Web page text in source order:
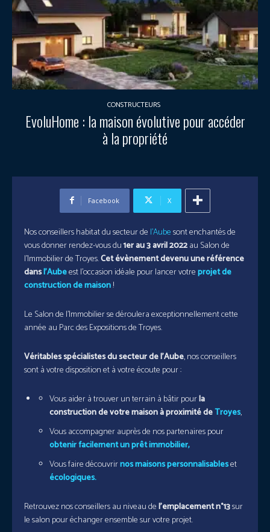
CONSTRUCTEURS
EvoluHome : la maison évolutive pour accéder
à la propriété
Facebook X
Nos conseillers habitat du secteur de l’Aubesont enchantés de
vous donner rendez-vous du1er au 3 avril 2022au Salon de
l’Immobilier de Troyes.Cet évènement devenu une référence
dansl’Aubeest l’occasion idéale pour lancer votreprojet de
construction de maison!
Le Salon de l’Immobilier se déroulera exceptionnellement cette
année au Parc des Expositions de Troyes.
Véritables spécialistes du secteur de l’Aube, nos conseillers
sont à votre disposition et à votre écoute pour :
Vous aider à trouver un terrain à bâtir pourla
construction de votre maison à proximité deTroyes,
Vous accompagner auprès de nos partenaires pour
obtenir facilement un prêt immobilier,
Vous faire découvrirnos maisons personnalisableset
écologiques.
Retrouvez nos conseillers au niveau del’emplacement n°13sur
le salon pour échanger ensemble sur votre projet.